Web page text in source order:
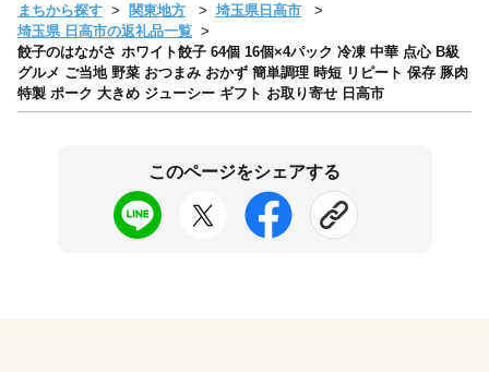
まちから探す 関東地方
埼玉県日高市
埼玉県 日高市の返礼品一覧
餃子のはながさ ホワイト餃子 64個 16個×4パック 冷凍 中華 点心 B級
グルメ ご当地 野菜 おつまみ おかず 簡単調理 時短 リピート 保存 豚肉
特製 ポーク 大きめ ジューシー ギフト お取り寄せ 日高市
このページをシェアする